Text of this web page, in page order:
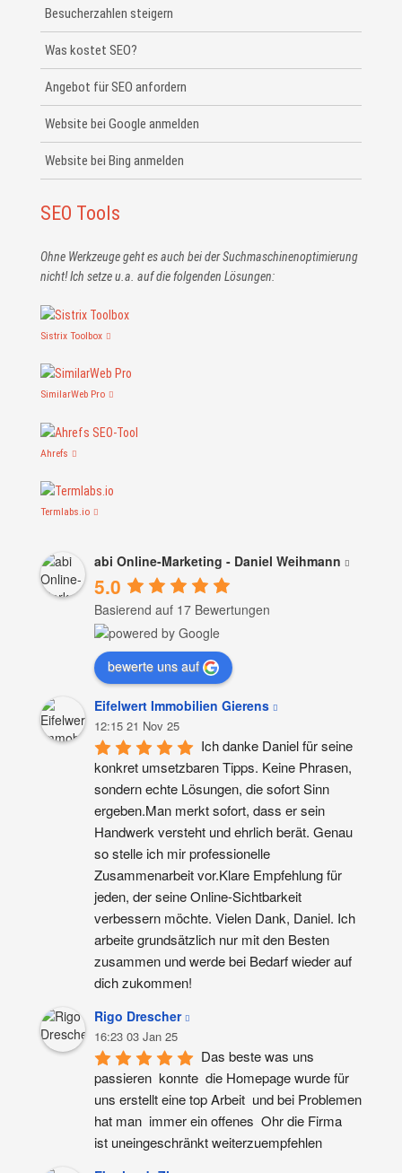
Besucherzahlen steigern
Was kostet SEO?
Angebot für SEO anfordern
Website bei Google anmelden
Website bei Bing anmelden
SEO Tools
Ohne Werkzeuge geht es auch bei der Suchmaschinen­optimierung
nicht! Ich setze u.a. auf die folgenden Lösungen:
Sistrix Toolbox
SimilarWeb Pro
Ahrefs
Termlabs.io
abi Online-Marketing - Daniel Weihmann
5.0
Basierend auf 17 Bewertungen
bewerte uns auf
Eifelwert Immobilien Gierens
12:15 21 Nov 25
Ich danke Daniel für seine
konkret umsetzbaren Tipps. Keine Phrasen,
sondern echte Lösungen, die sofort Sinn
ergeben.Man merkt sofort, dass er sein
Handwerk versteht und ehrlich berät. Genau
so stelle ich mir professionelle
Zusammenarbeit vor.Klare Empfehlung für
jeden, der seine Online-Sichtbarkeit
verbessern möchte. Vielen Dank, Daniel. Ich
arbeite grundsätzlich nur mit den Besten
zusammen und werde bei Bedarf wieder auf
dich zukommen!
Rigo Drescher
16:23 03 Jan 25
Das beste was uns
passieren  konnte  die Homepage wurde für
uns erstellt eine top Arbeit  und bei Problemen
hat man  immer ein offenes  Ohr die Firma
ist uneingeschränkt weiterzuempfehlen